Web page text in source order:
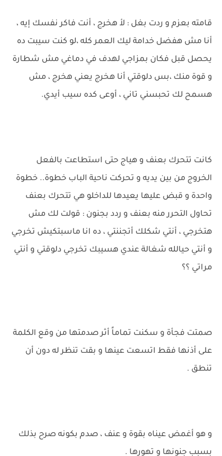
قامته بعزم و ردت بغل : لأ هخرج ، أنت فاكر نفسك إيه ،
أنا مش هفضل خدامة ليك العمر كله ،لو كنت سيبت ده
يحصل قبل فكان بمزاجي لهدف في دماغي مش شطارة
و قوة منك ،بس دلوقتي أنا هخرج يعني هخرج ، مش
هسمح لك تحبسني تاني ، أوعى كده سيب أيدي.
كانت تتحرك بعنف و هياج حتى استطاعت بالفعل
الخروج من بين يديه و تحركت ناحية الباب خطوة.. خطوة
واحدة و قبض عليها يعيدها للداخلو هي تتحرك بعنف
تحاول التحرر منه بعنف و ردد بجنون : قولت لك مش
هتخرجي ، أنتي شكلك أتجننتي ، ده انا ماسبتكيش تخرجي
و أنتي حيالله شغالة عندي هسيبك تخرجي دلوقتي و أنتي
مراتي ؟؟
صمتت فجأة و سكنت تماماً أثر صدمتها من وقع الكلمة
على أذنها فقط اتسعت عينها و بقت تنظر له دون أن
تنطق .
و هو أغمض عيناه بقوة و عنف ، صدم بكونه صرح بذلك
بسبب جنونها و تهورها .